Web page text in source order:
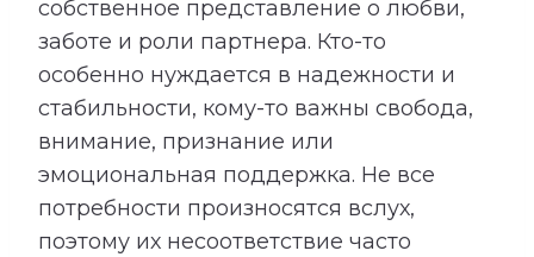
собственное представление о любви,
заботе и роли партнера. Кто-то
особенно нуждается в надежности и
стабильности, кому-то важны свобода,
внимание, признание или
эмоциональная поддержка. Не все
потребности произносятся вслух,
поэтому их несоответствие часто